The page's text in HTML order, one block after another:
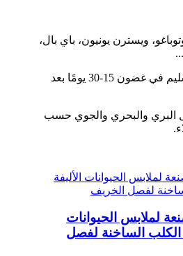
ويسترن يونيون، باي بال،
يتم التسليم في غضون 15-30 يومًا بعد
البري والبحري والجوي حسب
لملابس الحيوانات
الكلب الساخنة لفصل